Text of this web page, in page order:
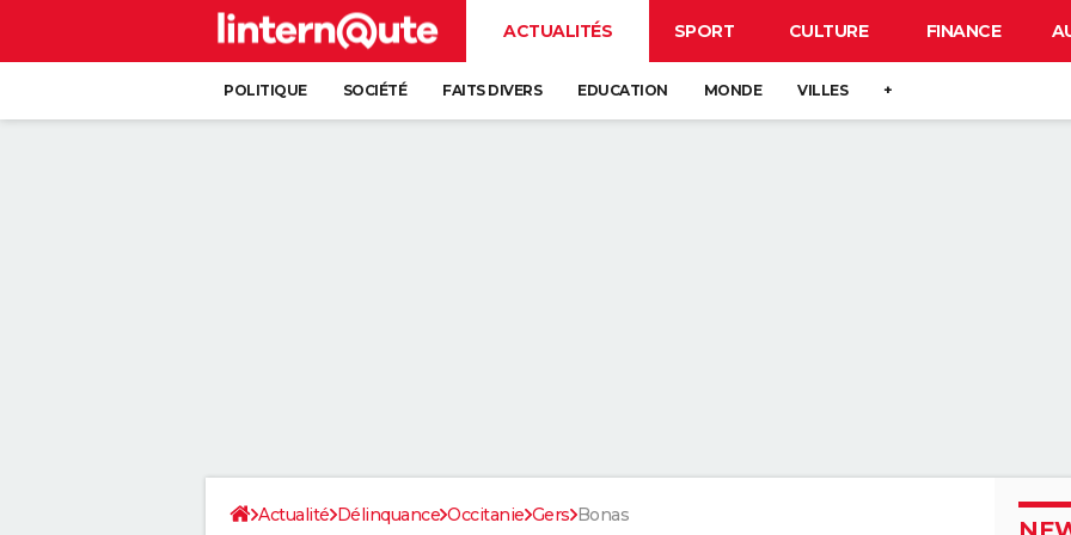
ACTUALITÉS SPORT CULTURE FINANCE
POLITIQUE SOCIÉTÉ FAITS DIVERS EDUCATION MONDE VILLES +
Actualité Délinquance Occitanie Gers Bonas